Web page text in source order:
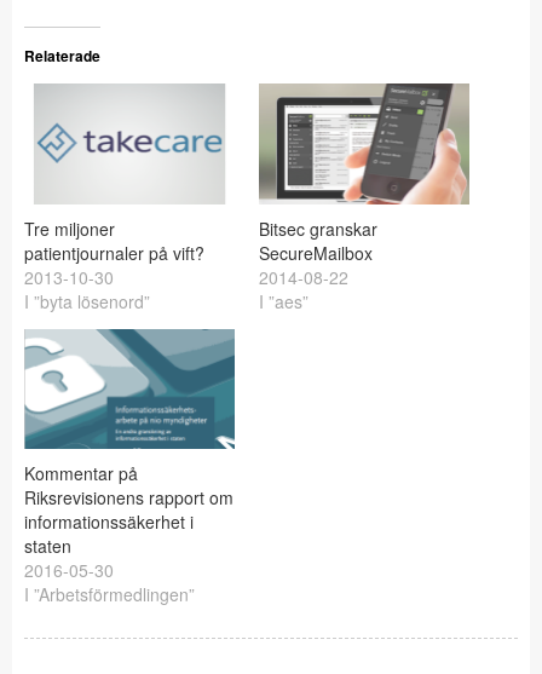
Relaterade
Tre miljoner
patientjournaler på vift?
2013-10-30
I ”byta lösenord”
Bitsec granskar
SecureMailbox
2014-08-22
I ”aes”
Kommentar på
Riksrevisionens rapport om
informationssäkerhet i
staten
2016-05-30
I ”Arbetsförmedlingen”